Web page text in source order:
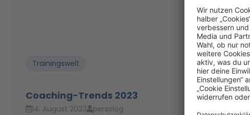
Trainingswelt
Coaching-Trends 2023
14. August 2023 persolog